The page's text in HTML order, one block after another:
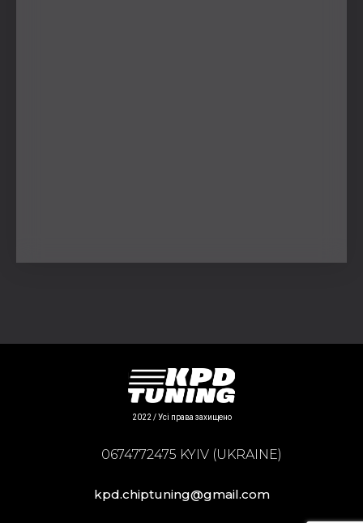
2022 / Усі права захищено
0674772475 KYIV (UKRAINE)
kpd.chiptuning@gmail.com